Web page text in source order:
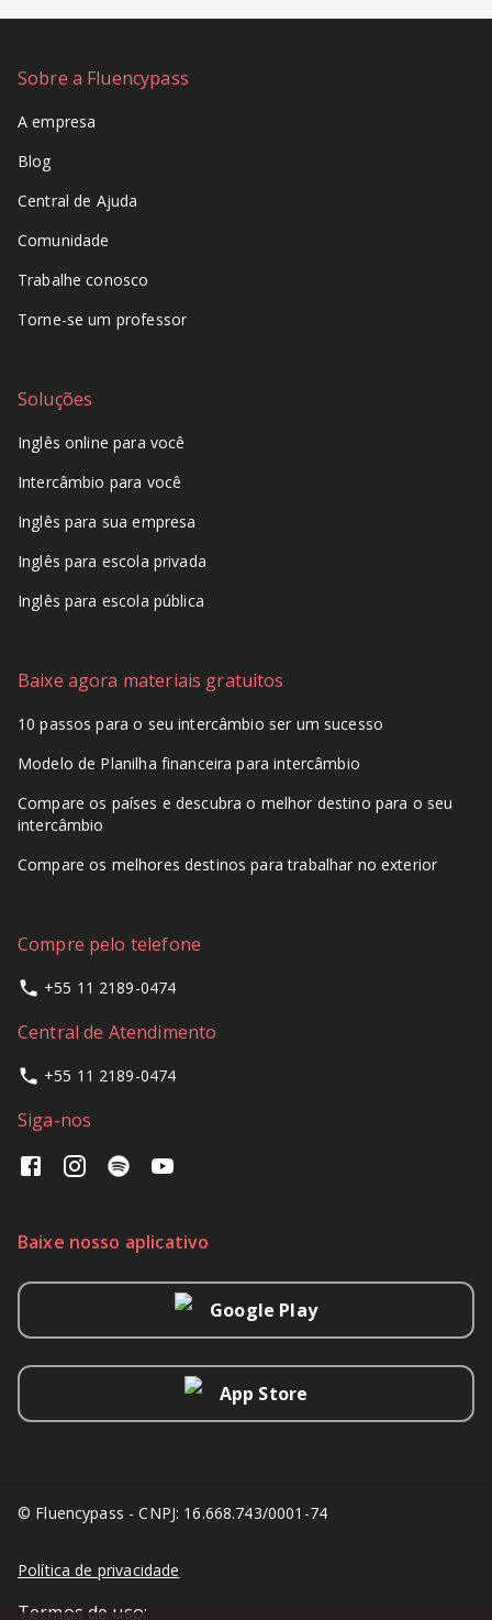
Sobre a Fluencypass
A empresa
Blog
Central de Ajuda
Comunidade
Trabalhe conosco
Torne-se um professor
Soluções
Inglês online para você
Intercâmbio para você
Inglês para sua empresa
Inglês para escola privada
Inglês para escola pública
Baixe agora materiais gratuitos
10 passos para o seu intercâmbio ser um sucesso
Modelo de Planilha financeira para intercâmbio
Compare os países e descubra o melhor destino para o seu
intercâmbio
Compare os melhores destinos para trabalhar no exterior
Compre pelo telefone
+55 11 2189-0474
Central de Atendimento
+55 11 2189-0474
Siga-nos
Baixe nosso aplicativo
Google Play
App Store
© Fluencypass - CNPJ: 16.668.743/0001-74
Política de privacidade
Termos de uso: